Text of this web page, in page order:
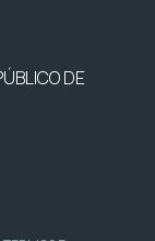
DE